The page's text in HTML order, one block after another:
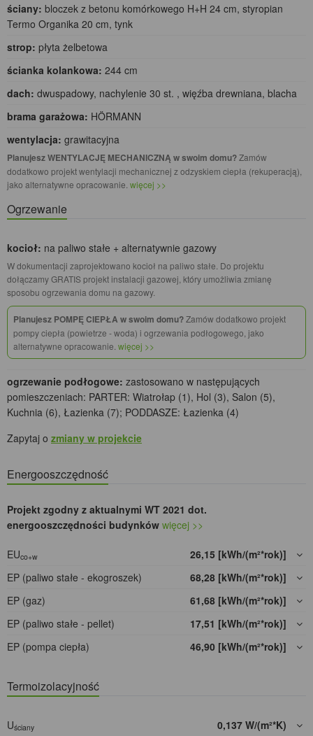
ściany: bloczek z betonu komórkowego H+H 24 cm, styropian
Termo Organika 20 cm, tynk
strop: płyta żelbetowa
ścianka kolankowa: 244 cm
dach: dwuspadowy, nachylenie 30 st. , więźba drewniana, blacha
brama garażowa: HÖRMANN
wentylacja: grawitacyjna
Planujesz WENTYLACJĘ MECHANICZNĄ w swoim domu?Zamów
dodatkowo projekt wentylacji mechanicznej z odzyskiem ciepła (rekuperacją),
jako alternatywne opracowanie. więcej >>
Ogrzewanie
kocioł: na paliwo stałe + alternatywnie gazowy
W dokumentacji zaprojektowano kocioł na paliwo stałe. Do projektu
dołączamy GRATIS projekt instalacji gazowej, który umożliwia zmianę
sposobu ogrzewania domu na gazowy.
Planujesz POMPĘ CIEPŁA w swoim domu?Zamów dodatkowo projekt
pompy ciepła (powietrze - woda) i ogrzewania podłogowego, jako
alternatywne opracowanie. więcej >>
ogrzewanie podłogowe: zastosowano w następujących
pomieszczeniach: PARTER: Wiatrołap (1), Hol (3), Salon (5),
Kuchnia (6), Łazienka (7); PODDASZE: Łazienka (4)
Zapytaj o zmiany w projekcie
Energooszczędność
Projekt zgodny z aktualnymi WT 2021 dot.
energooszczędności budynków więcej >>
EUco+w
26,15 [kWh/(m²*rok)]
EP (paliwo stałe - ekogroszek)
68,28 [kWh/(m²*rok)]
EP (gaz)
61,68 [kWh/(m²*rok)]
EP (paliwo stałe - pellet)
17,51 [kWh/(m²*rok)]
EP (pompa ciepła)
46,90 [kWh/(m²*rok)]
Termoizolacyjność
Uściany
0,137 W/(m²*K)